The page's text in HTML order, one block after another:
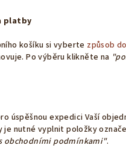
platby
košíku si vyberte způsob
Po výběru klikněte na
úspěšnou expedici Vaší
je nutné vyplnit položky
obchodními podmínkami".